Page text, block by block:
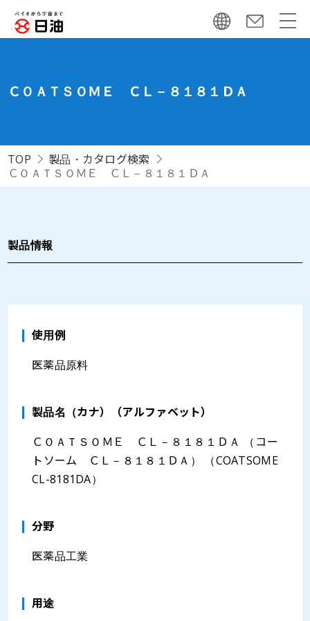
ＣＯＡＴＳＯＭＥ ＣＬ－８１８１ＤＡ
TOP
製品・カタログ検索
ＣＯＡＴＳＯＭＥ ＣＬ－８１８１ＤＡ
製品情報
使用例
医薬品原料
製品名（カナ）（アルファベット）
ＣＯＡＴＳＯＭＥ ＣＬ－８１８１ＤＡ （コー
トソーム ＣＬ－８１８１ＤＡ） （COATSOME
CL-8181DA）
分野
医薬品工業
⽤途